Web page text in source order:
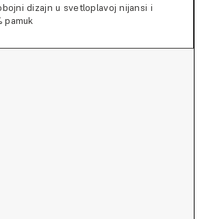
dizajn u svetloplavoj nijansi i
pamuk